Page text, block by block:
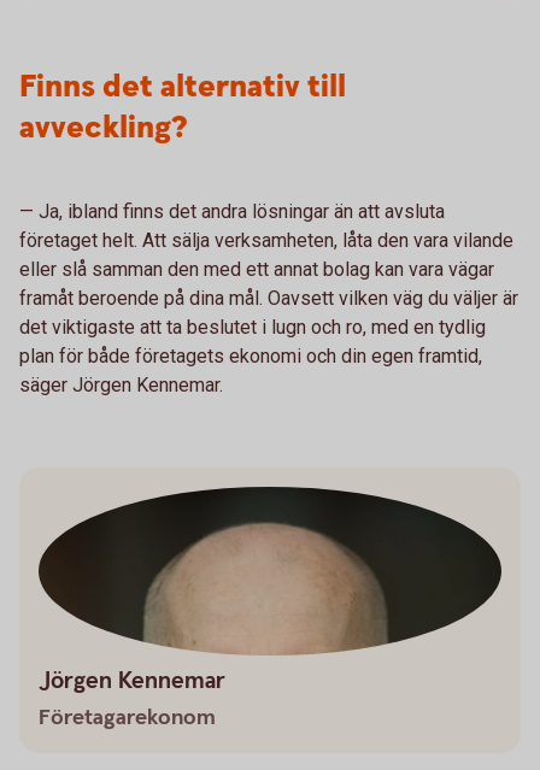
Finns det alternativ till
avveckling?
— Ja, ibland finns det andra lösningar än att avsluta
företaget helt. Att sälja verksamheten, låta den vara vilande
eller slå samman den med ett annat bolag kan vara vägar
framåt beroende på dina mål. Oavsett vilken väg du väljer är
det viktigaste att ta beslutet i lugn och ro, med en tydlig
plan för både företagets ekonomi och din egen framtid,
säger Jörgen Kennemar.
Jörgen Kennemar
Företagarekonom